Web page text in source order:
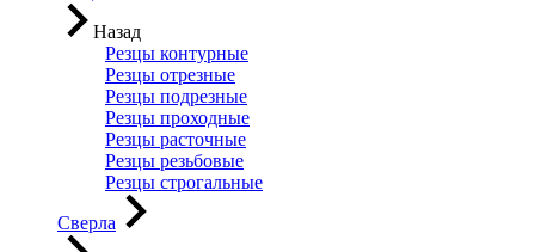
Назад
Резцы контурные
Резцы отрезные
Резцы подрезные
Резцы проходные
Резцы расточные
Резцы резьбовые
Резцы строгальные
Сверла